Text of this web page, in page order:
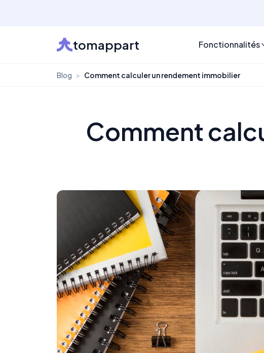
tomappart Fonctionnalités
Blog > Comment calculer un rendement immobilier
Comment